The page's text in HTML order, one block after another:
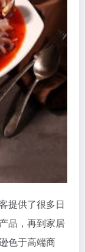
提供了很多日
品，再到家居
色于高端商